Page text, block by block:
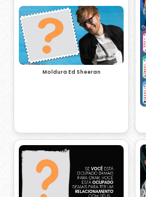
Moldura Ed Sheeran